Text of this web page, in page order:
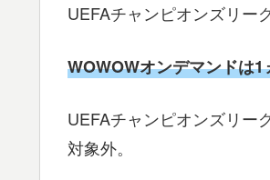
UEFAチャンピオンズリー
WOWOWオンデマンドは
UEFAチャンピオンズリー
対象外。